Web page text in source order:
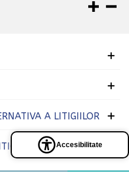
A LITIGIILOR
Accesibilitate
Panel